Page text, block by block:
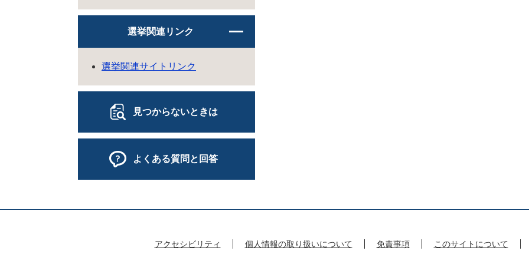
選挙関連リンク
選挙関連サイトリンク
見つからないときは
よくある質問と回答
アクセシビリティ 個人情報の取り扱いについて 免責事項 このサイトについて